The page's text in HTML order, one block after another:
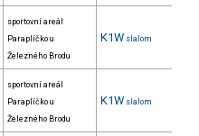
sportovní areál
Paraplíčko u
Železného Brodu
K1W slalom
sportovní areál
Paraplíčko u
Železného Brodu
K1W slalom